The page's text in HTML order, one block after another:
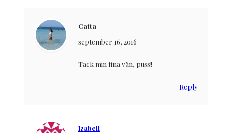
Catta
september 16, 2016
Tack min fina vän, puss!
Reply
Izabell